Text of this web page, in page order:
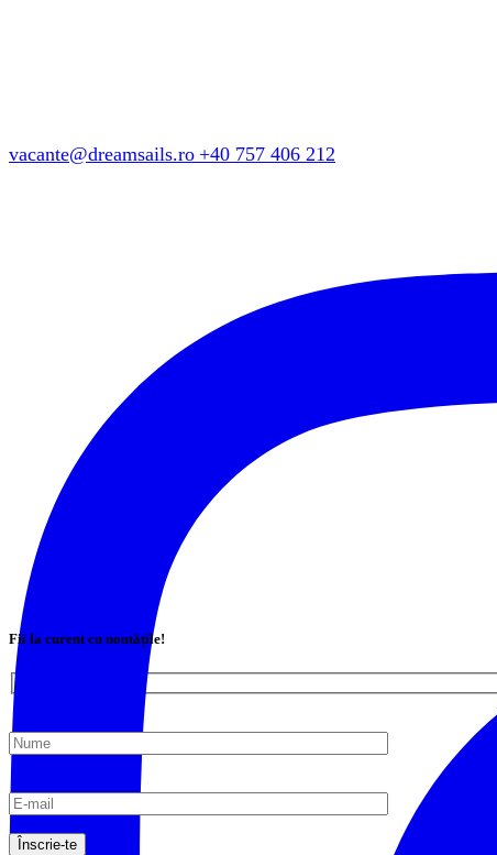
vacante@dreamsails.ro +40 757 406 212
Fii la curent cu noutățile!